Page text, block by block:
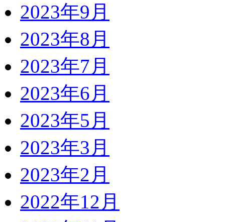
2023年9月
2023年8月
2023年7月
2023年6月
2023年5月
2023年3月
2023年2月
2022年12月